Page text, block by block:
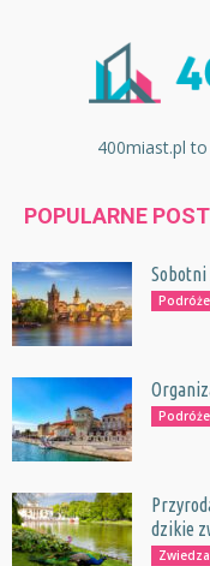
400miast.pl
POPULARNE
Sobotni
Podróże
Podróże
dzikie